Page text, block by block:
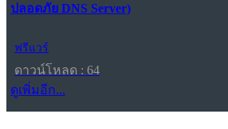
ปลอดภัย DNS Server)
ฟรีแวร์
ดาวน์โหลด : 64
ดูเพิ่มอีก...